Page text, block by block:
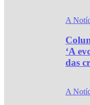
A
‘A
das
A